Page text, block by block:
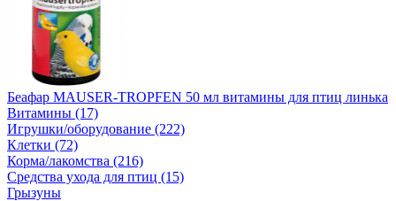
Беафар MAUSER-TROPFEN 50 мл витамины для птиц линька
Витамины (17)
Игрушки/оборудование (222)
Клетки (72)
Корма/лакомства (216)
Средства ухода для птиц (15)
Грызуны